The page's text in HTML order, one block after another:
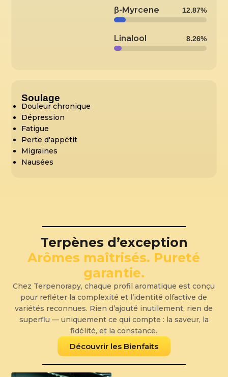
β-Myrcene 12.87%
Linalool 8.26%
Soulage
Douleur chronique
Dépression
Fatigue
Perte d'appétit
Migraines
Nausées
Terpènes d’exception
Arômes maîtrisés. Pureté
garantie.
Chez Terpenorapy, chaque profil aromatique est conçu
pour refléter la complexité et l’identité olfactive de
variétés reconnues. Rien d’ajouté inutilement, rien de
superflu — uniquement ce qui compte : la saveur, la
fidélité, et la constance.
Découvrir les Bienfaits